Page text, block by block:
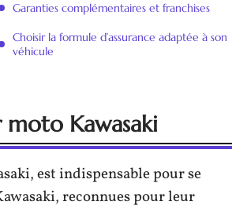
Garanties complémentaires et franchises
Choisir la formule d’assurance adaptée à son
véhicule
moto Kawasaki
est indispensable pour se
reconnues pour leur